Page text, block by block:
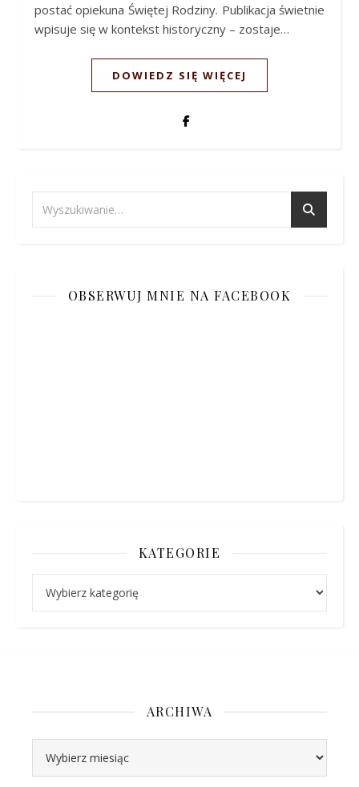
postać opiekuna Świętej Rodziny. Publikacja świetnie
wpisuje się w kontekst historyczny – zostaje…
DOWIEDZ SIĘ WIĘCEJ
OBSERWUJ MNIE NA FACEBOOK
KATEGORIE
ARCHIWA